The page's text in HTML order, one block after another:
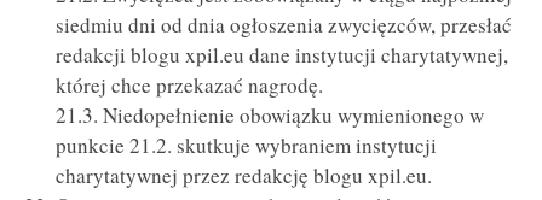
siedmiu dni od dnia ogłoszenia zwycięzców, przesłać
redakcji blogu xpil.eu dane instytucji charytatywnej,
której chce przekazać nagrodę.
21.3. Niedopełnienie obowiązku wymienionego w
punkcie 21.2. skutkuje wybraniem instytucji
charytatywnej przez redakcję blogu xpil.eu.